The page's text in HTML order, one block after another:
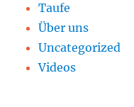
Taufe
Über uns
Uncategorized
Videos